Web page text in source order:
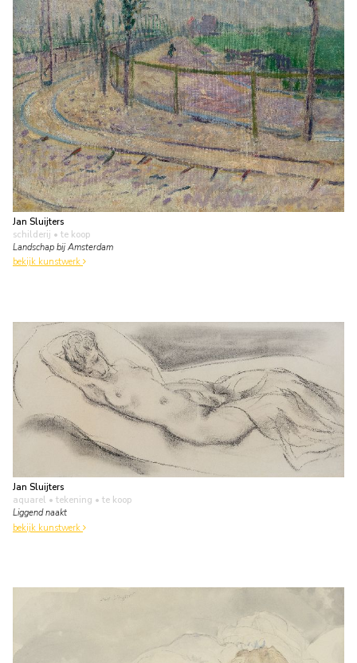
Jan Sluijters
schilderij • te koop
Landschap bij Amsterdam
bekijk kunstwerk
Jan Sluijters
aquarel • tekening • te koop
Liggend naakt
bekijk kunstwerk